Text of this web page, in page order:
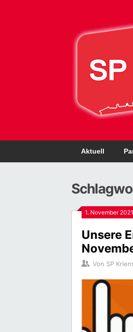
Aktuell
1. November 2021
Unsere
Von SP